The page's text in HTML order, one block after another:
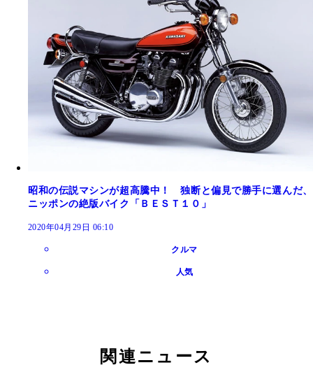
昭和の伝説マシンが超高騰中！ 独断と偏見で勝手に選んだ、
ニッポンの絶版バイク「ＢＥＳＴ１０」
2020年04月29日 06:10
クルマ
人気
関連ニュース